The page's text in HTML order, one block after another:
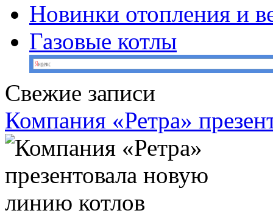
Новинки отопления и
Газовые котлы
Свежие записи
Компания «Ретра»